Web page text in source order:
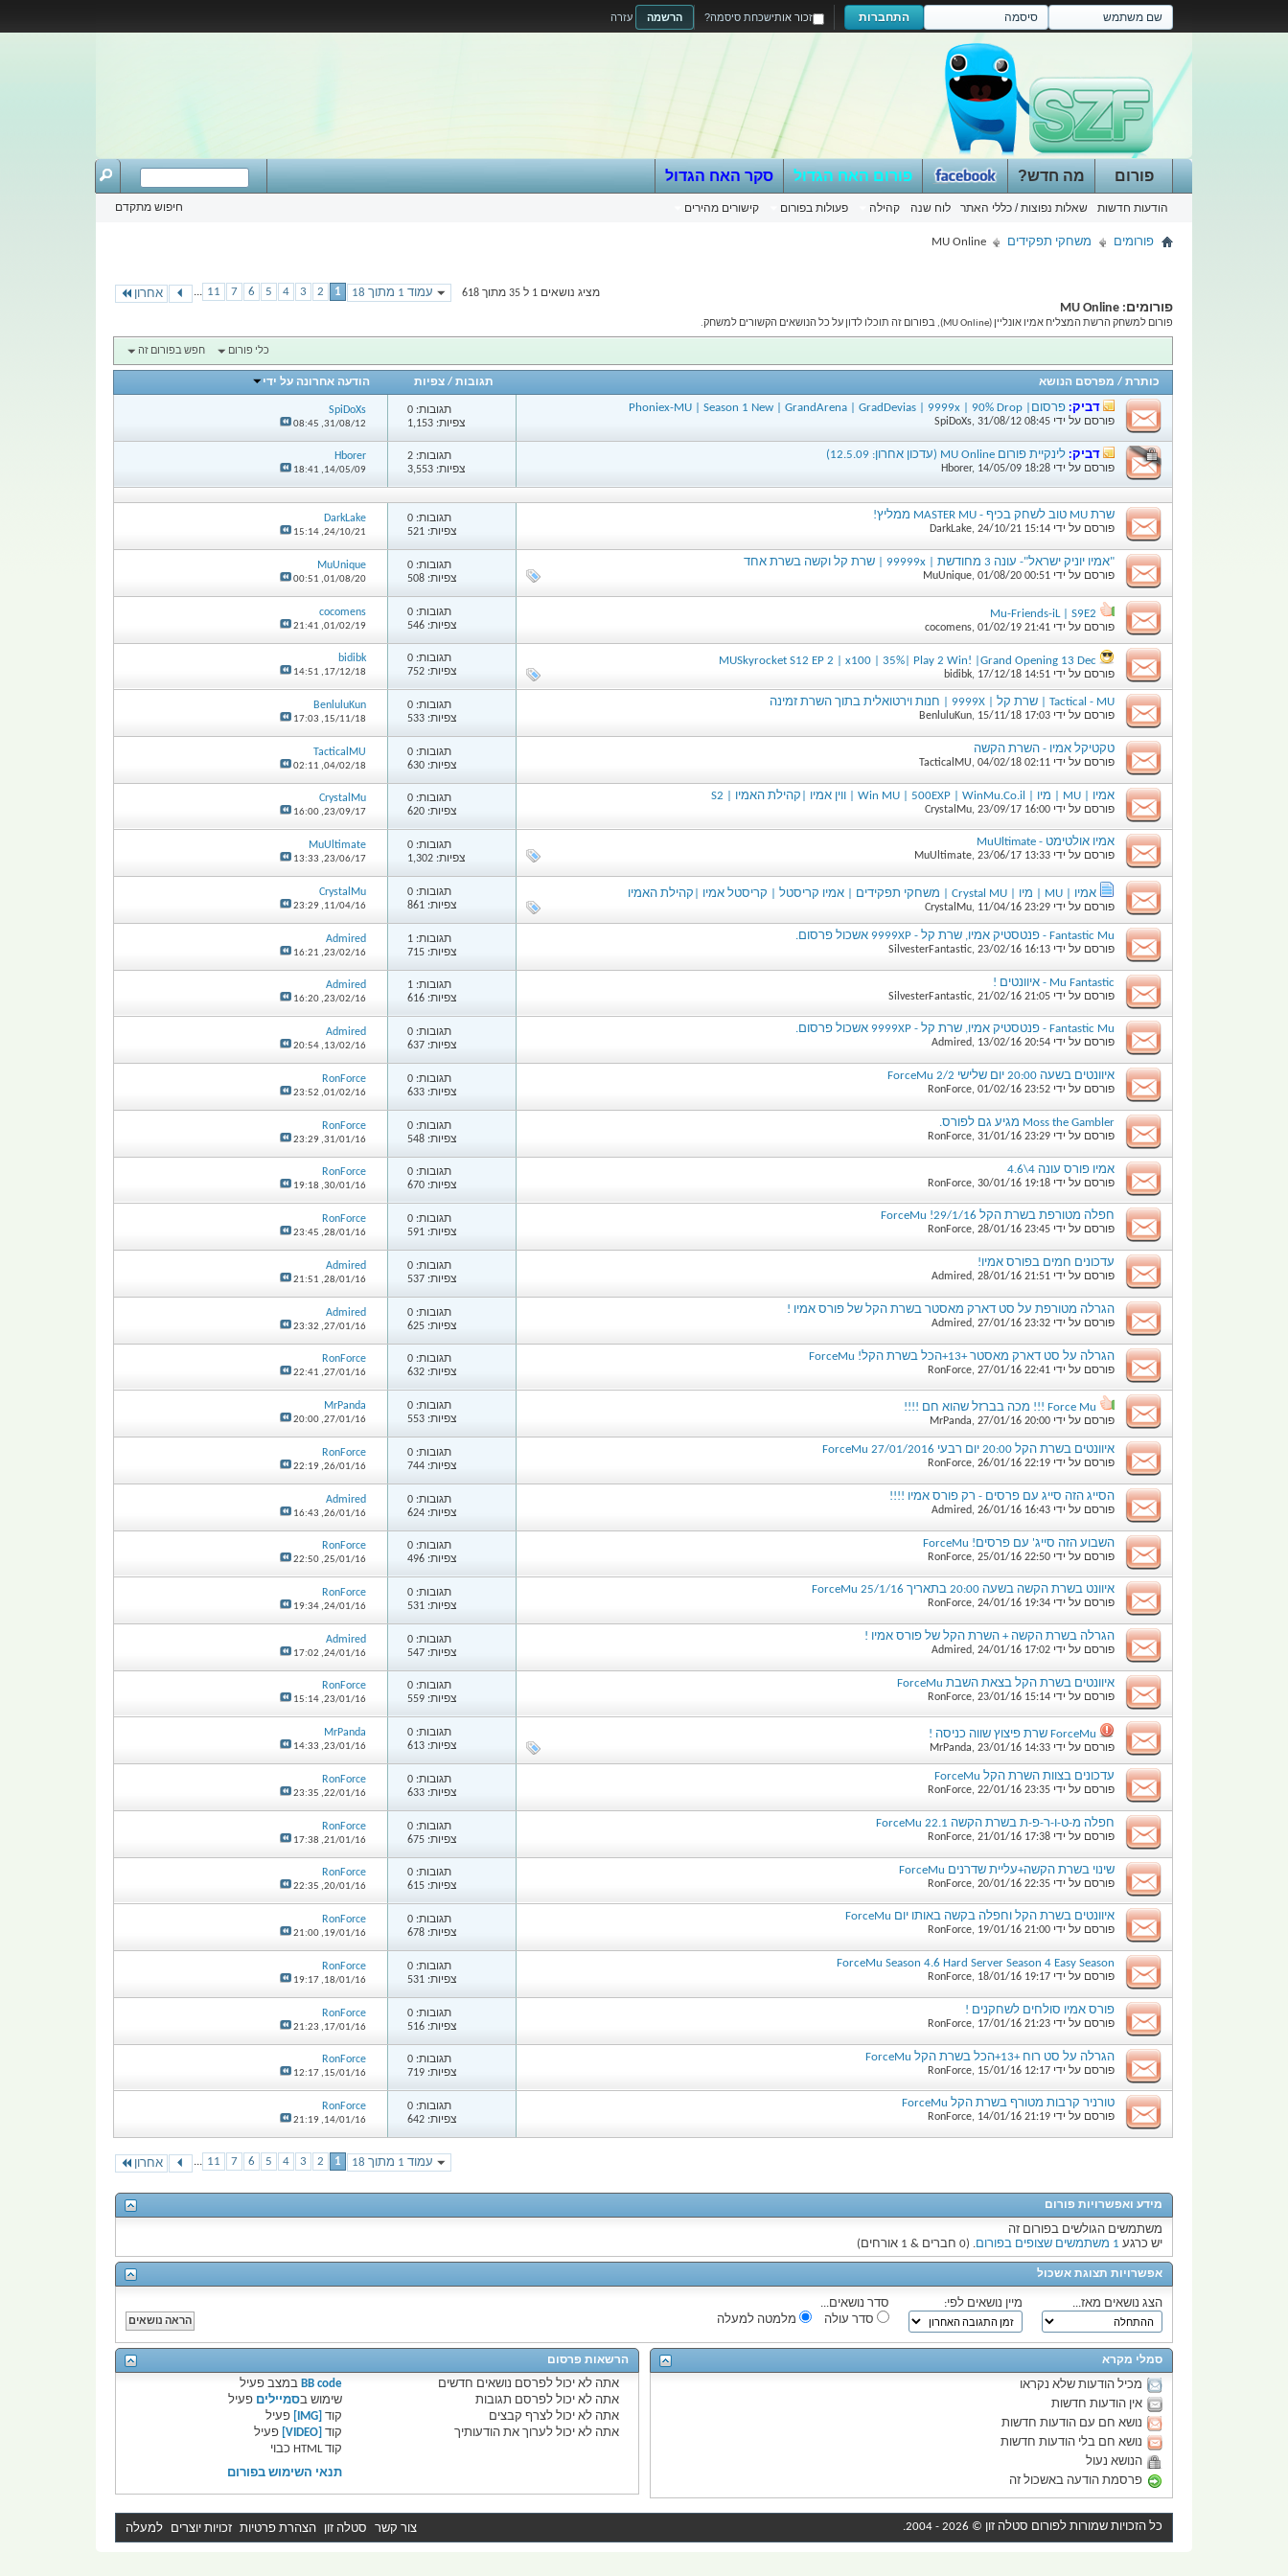
הרשמה עזרה התחברות זכור אותישכחת סיסמה?
פורום
הודעות חדשות שאלות נפוצות / כללי האתר לוח שנה קהילה פעולות בפורום קישורים מהירים
מה חדש? פורום האח הגדול סקר האח הגדול
חיפוש מתקדם
פורומים משחקי תפקידים MU Online
עמוד 1 מתוך 18 1
2
3
4
5
6
7
11
... אחרון מציג נושאים 1 ל 35 מתוך 618
פורומים: MU Online
פורום למשחק הרשת המצליח אמיו אונליין (MU Online), בפורום זה תוכלו לדון על כל הנושאים הקשורים למשחק.
כלי פורום חפש בפורום זה
כותרת / מפרסם הנושא תגובות /צפיות הודעה אחרונה על ידי
דביק: פרסום| Phoniex-MU | Season 1 New | GrandArena | GradDevias | 9999x | 90% Drop
פורסם על ידי SpiDoXs, 31/08/12 08:45
תגובות: 0
צפיות: 1,153
SpiDoXs
31/08/12,
08:45
דביק: לינקיית פורום MU Online (עדכון אחרון: 12.5.09)
פורסם על ידי Hborer, 14/05/09 18:28
תגובות: 2
צפיות: 3,553
Hborer
14/05/09,
18:41
שרת MU טוב לשחק בכיף - MASTER MU ממליץ!
פורסם על ידי DarkLake, 24/10/21 15:14
תגובות: 0
צפיות: 521
DarkLake
24/10/21,
15:14
"אמיו יוניק ישראל"- עונה 3 מחודשת | 99999x | שרת קל וקשה בשרת אחד
פורסם על ידי MuUnique, 01/08/20 00:51
תגובות: 0
צפיות: 508
MuUnique
01/08/20,
00:51
Mu-Friends-iL | S9E2
פורסם על ידי cocomens, 01/02/19 21:41
תגובות: 0
צפיות: 546
cocomens
01/02/19,
21:41
MUSkyrocket S12 EP 2 | x100 | 35%| Play 2 Win! |Grand Opening 13 Dec
פורסם על ידי bidibk, 17/12/18 14:51
תגובות: 0
צפיות: 752
bidibk
17/12/18,
14:51
Tactical - MU | שרת קל | 9999X | חנות וירטואלית בתוך השרת זמינה
פורסם על ידי BenluluKun, 15/11/18 17:03
תגובות: 0
צפיות: 533
BenluluKun
15/11/18,
17:03
טקטיקל אמיו - השרת הקשה
פורסם על ידי TacticalMU, 04/02/18 02:11
תגובות: 0
צפיות: 630
TacticalMU
04/02/18,
02:11
אמיו | MU | מיו | Win MU | 500EXP | WinMu.Co.il | ווין אמיו |קהילת האמיו | S2
פורסם על ידי CrystalMu, 23/09/17 16:00
תגובות: 0
צפיות: 620
CrystalMu
23/09/17,
16:00
אמיו אולטימט - MuUltimate
פורסם על ידי MuUltimate, 23/06/17 13:33
תגובות: 0
צפיות: 1,302
MuUltimate
23/06/17,
13:33
אמיו | MU | מיו | Crystal MU | משחקי תפקידים | אמיו קריסטל | קריסטל אמיו |קהילת האמיו
פורסם על ידי CrystalMu, 11/04/16 23:29
תגובות: 0
צפיות: 861
CrystalMu
11/04/16,
23:29
Fantastic Mu - פנטסטיק אמיו, שרת קל - 9999XP אשכול פרסום.
פורסם על ידי SilvesterFantastic, 23/02/16 16:13
תגובות: 1
צפיות: 715
Admired
23/02/16,
16:21
Mu Fantastic - איוונטים !
פורסם על ידי SilvesterFantastic, 21/02/16 21:05
תגובות: 1
צפיות: 616
Admired
23/02/16,
16:20
Fantastic Mu - פנטסטיק אמיו, שרת קל - 9999XP אשכול פרסום.
פורסם על ידי Admired, 13/02/16 20:54
תגובות: 0
צפיות: 637
Admired
13/02/16,
20:54
איוונטים בשעה 20:00 יום שלישי 2/2 ForceMu
פורסם על ידי RonForce, 01/02/16 23:52
תגובות: 0
צפיות: 633
RonForce
01/02/16,
23:52
Moss the Gambler מגיע גם לפורס.
פורסם על ידי RonForce, 31/01/16 23:29
תגובות: 0
צפיות: 548
RonForce
31/01/16,
23:29
אמיו פורס עונה 4\4.6
פורסם על ידי RonForce, 30/01/16 19:18
תגובות: 0
צפיות: 670
RonForce
30/01/16,
19:18
חפלה מטורפת בשרת הקל 29/1/16! ForceMu
פורסם על ידי RonForce, 28/01/16 23:45
תגובות: 0
צפיות: 591
RonForce
28/01/16,
23:45
עדכונים חמים בפורס אמיו!
פורסם על ידי Admired, 28/01/16 21:51
תגובות: 0
צפיות: 537
Admired
28/01/16,
21:51
הגרלה מטורפת על סט דארק מאסטר בשרת הקל של פורס אמיו !
פורסם על ידי Admired, 27/01/16 23:32
תגובות: 0
צפיות: 625
Admired
27/01/16,
23:32
הגרלה על סט דארק מאסטר +13+הכל בשרת הקל! ForceMu
פורסם על ידי RonForce, 27/01/16 22:41
תגובות: 0
צפיות: 632
RonForce
27/01/16,
22:41
Force Mu !!! מכה בברזל שהוא חם !!!!
פורסם על ידי MrPanda, 27/01/16 20:00
תגובות: 0
צפיות: 553
MrPanda
27/01/16,
20:00
איוונטים בשרת הקל 20:00 יום רבעי 27/01/2016 ForceMu
פורסם על ידי RonForce, 26/01/16 22:19
תגובות: 0
צפיות: 744
RonForce
26/01/16,
22:19
הסייג הזה סייג עם פרסים - רק פורס אמיו !!!!
פורסם על ידי Admired, 26/01/16 16:43
תגובות: 0
צפיות: 624
Admired
26/01/16,
16:43
השבוע הזה סייג' עם פרסים! ForceMu
פורסם על ידי RonForce, 25/01/16 22:50
תגובות: 0
צפיות: 496
RonForce
25/01/16,
22:50
איוונט בשרת הקשה בשעה 20:00 בתאריך 25/1/16 ForceMu
פורסם על ידי RonForce, 24/01/16 19:34
תגובות: 0
צפיות: 531
RonForce
24/01/16,
19:34
הגרלה בשרת הקשה + השרת הקל של פורס אמיו !
פורסם על ידי Admired, 24/01/16 17:02
תגובות: 0
צפיות: 547
Admired
24/01/16,
17:02
איוונטים בשרת הקל בצאת השבת ForceMu
פורסם על ידי RonForce, 23/01/16 15:14
תגובות: 0
צפיות: 559
RonForce
23/01/16,
15:14
ForceMu שרת פיצוץ שווה כניסה !
פורסם על ידי MrPanda, 23/01/16 14:33
תגובות: 0
צפיות: 613
MrPanda
23/01/16,
14:33
עדכונים בצוות השרת הקל ForceMu
פורסם על ידי RonForce, 22/01/16 23:35
תגובות: 0
צפיות: 633
RonForce
22/01/16,
23:35
חפלה מ-ט-ו-ר-פ-ת בשרת הקשה 22.1 ForceMu
פורסם על ידי RonForce, 21/01/16 17:38
תגובות: 0
צפיות: 675
RonForce
21/01/16,
17:38
שינוי בשרת הקשה+עליית שדרנים ForceMu
פורסם על ידי RonForce, 20/01/16 22:35
תגובות: 0
צפיות: 615
RonForce
20/01/16,
22:35
איוונטים בשרת הקל וחפלה בקשה באותו יום ForceMu
פורסם על ידי RonForce, 19/01/16 21:00
תגובות: 0
צפיות: 678
RonForce
19/01/16,
21:00
ForceMu Season 4.6 Hard Server Season 4 Easy Season
פורסם על ידי RonForce, 18/01/16 19:17
תגובות: 0
צפיות: 531
RonForce
18/01/16,
19:17
פורס אמיו סולחים לשחקנים !
פורסם על ידי RonForce, 17/01/16 21:23
תגובות: 0
צפיות: 516
RonForce
17/01/16,
21:23
הגרלה על סט רוח +13+הכל בשרת הקל ForceMu
פורסם על ידי RonForce, 15/01/16 12:17
תגובות: 0
צפיות: 719
RonForce
15/01/16,
12:17
טורניר קרבות מטורף בשרת הקל ForceMu
פורסם על ידי RonForce, 14/01/16 21:19
תגובות: 0
צפיות: 642
RonForce
14/01/16,
21:19
עמוד 1 מתוך 18 1
2
3
4
5
6
7
11
... אחרון
מידע ואפשרויות פורום
משתמשים הגולשים בפורום זה
יש כרגע 1 משתמשים שצופים בפורום . (0 חברים & 1 אורחים)
אפשרויות תצוגת אשכול
הצג נושאים מאז... מיין נושאים לפי:
סדר נושאים...
סדר עולה
מלמטה למעלה
סמלי מקרא
מכיל הודעות שלא נקראו
אין הודעות חדשות
נושא חם עם הודעות חדשות
נושא חם בלי הודעות חדשות
הנושא נעול
פרסמת הודעה באשכול זה
הרשאות פרסום
אתהלא יכול לפרסם נושאים חדשים
אתהלא יכול לפרסם תגובות
אתהלא יכול לצרף קבצים
אתהלא יכול לערוך את הודעותיך
BB code במצב פעיל
שימוש בסמיילים פעיל
קוד [IMG]
פעיל
קוד [VIDEO]
פעיל
קוד HTML
כבוי
תנאי השימוש בפורום
כל הזכויות שמורות לפורום סטלה זון © 2026 - 2004. צור קשר סטלה זון הצהרת פרטיות זכויות יוצרים למעלה